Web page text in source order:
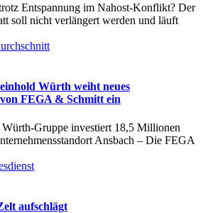
Entspannung im Nahost-Konflikt? Der
soll nicht verlängert werden und läuft
Würth weiht neues
FEGA & Schmitt ein
Gruppe investiert 18,5 Millionen
Ansbach – Die FEGA
aufschlägt